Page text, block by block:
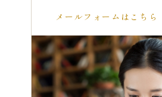
メールフォームはこちら